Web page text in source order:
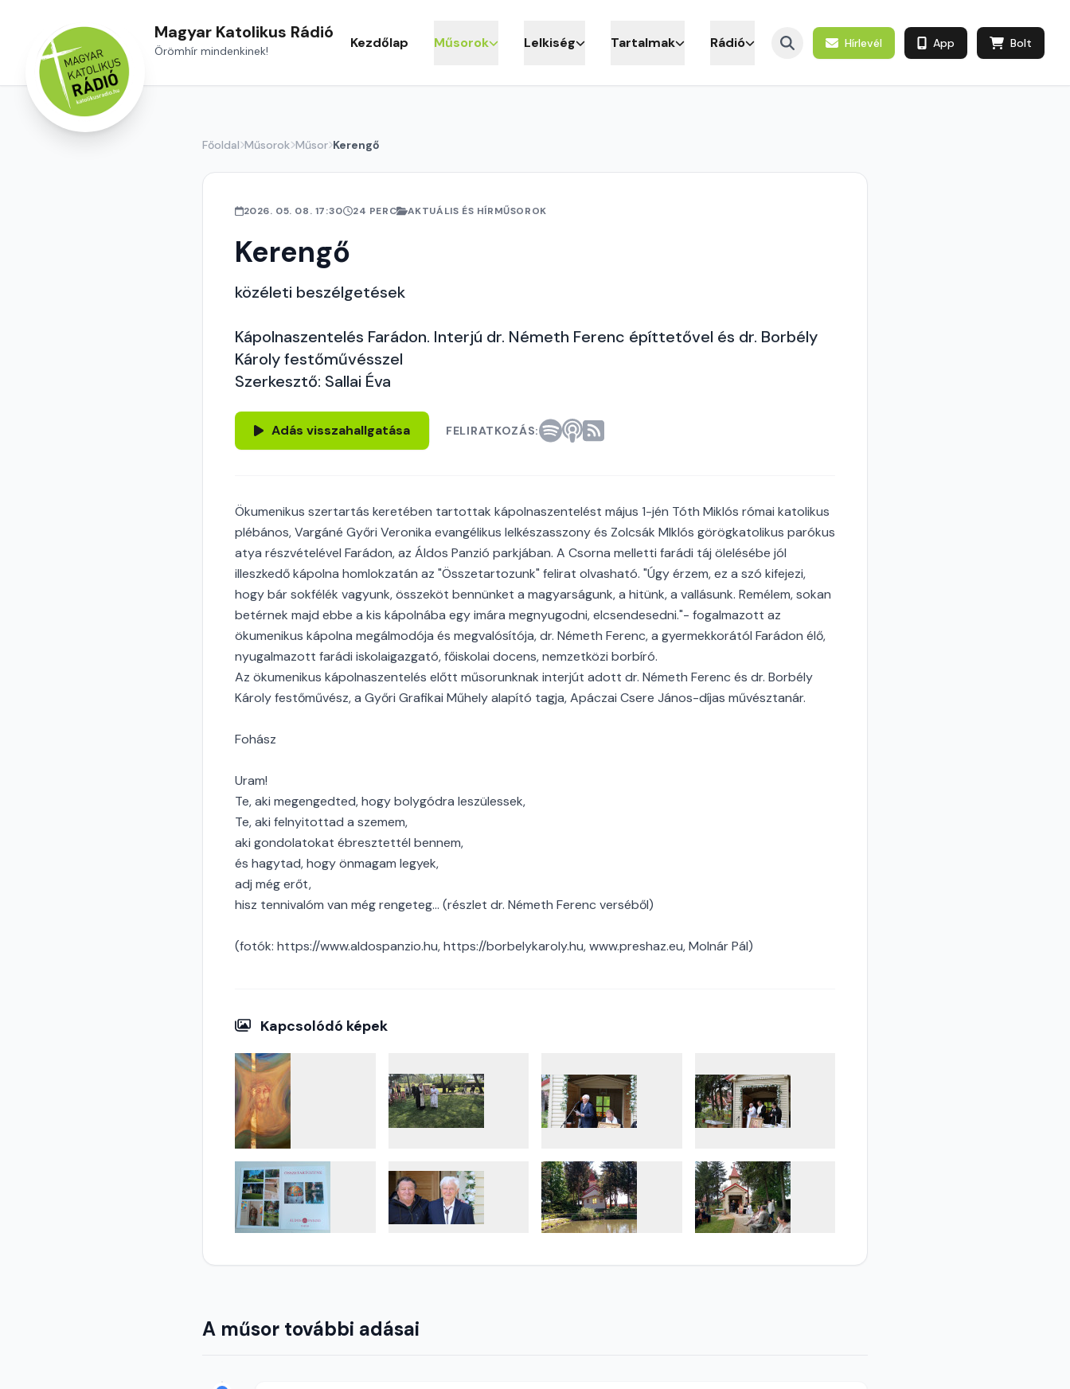
Magyar Katolikus Rádió
Örömhír mindenkinek! Kezdőlap Műsorok Lelkiség Tartalmak Rádió Hírlevél App Bolt
Főoldal Műsorok Műsor Kerengő
2026. 05. 08. 17:30 24 PERC AKTUÁLIS ÉS HÍRMŰSOROK
Kerengő
közéleti beszélgetések
Kápolnaszentelés Farádon. Interjú dr. Németh Ferenc építtetővel és dr. Borbély
Károly festőművésszel
Szerkesztő: Sallai Éva
Adás visszahallgatása FELIRATKOZÁS:
Ökumenikus szertartás keretében tartottak kápolnaszentelést május 1-jén Tóth Miklós római katolikus
plébános, Vargáné Győri Veronika evangélikus lelkészasszony és Zolcsák MIklós görögkatolikus parókus
atya részvételével Farádon, az Áldos Panzió parkjában. A Csorna melletti farádi táj ölelésébe jól
illeszkedő kápolna homlokzatán az "Összetartozunk" felirat olvasható. "Úgy érzem, ez a szó kifejezi,
hogy bár sokfélék vagyunk, összeköt bennünket a magyarságunk, a hitünk, a vallásunk. Remélem, sokan
betérnek majd ebbe a kis kápolnába egy imára megnyugodni, elcsendesedni."- fogalmazott az
ökumenikus kápolna megálmodója és megvalósítója, dr. Németh Ferenc, a gyermekkorától Farádon élő,
nyugalmazott farádi iskolaigazgató, főiskolai docens, nemzetközi borbíró.
Az ökumenikus kápolnaszentelés előtt műsorunknak interjút adott dr. Németh Ferenc és dr. Borbély
Károly festőművész, a Győri Grafikai Műhely alapító tagja, Apáczai Csere János-díjas művésztanár.
Fohász
Uram!
Te, aki megengedted, hogy bolygódra leszülessek,
Te, aki felnyitottad a szemem,
aki gondolatokat ébresztettél bennem,
és hagytad, hogy önmagam legyek,
adj még erőt,
hisz tennivalóm van még rengeteg... (részlet dr. Németh Ferenc verséből)
(fotók: https://www.aldospanzio.hu, https://borbelykaroly.hu, www.preshaz.eu, Molnár Pál)
Kapcsolódó képek
A műsor további adásai